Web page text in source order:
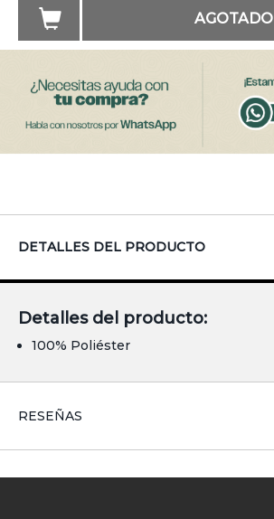
AGOTADO
DETALLES DEL PRODUCTO
Detalles del producto:
100% Poliéster
RESEÑAS